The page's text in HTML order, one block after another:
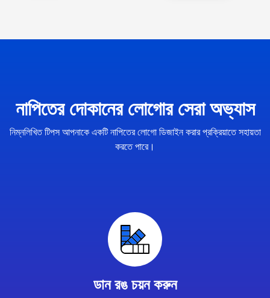
নাপিতের দোকানের লোগোর সেরা অভ্যাস
নিম্নলিখিত টিপস আপনাকে একটি নাপিতের লোগো ডিজাইন করার প্রক্রিয়াতে সহায়তা
করতে পারে।
ডান রঙ চয়ন করুন